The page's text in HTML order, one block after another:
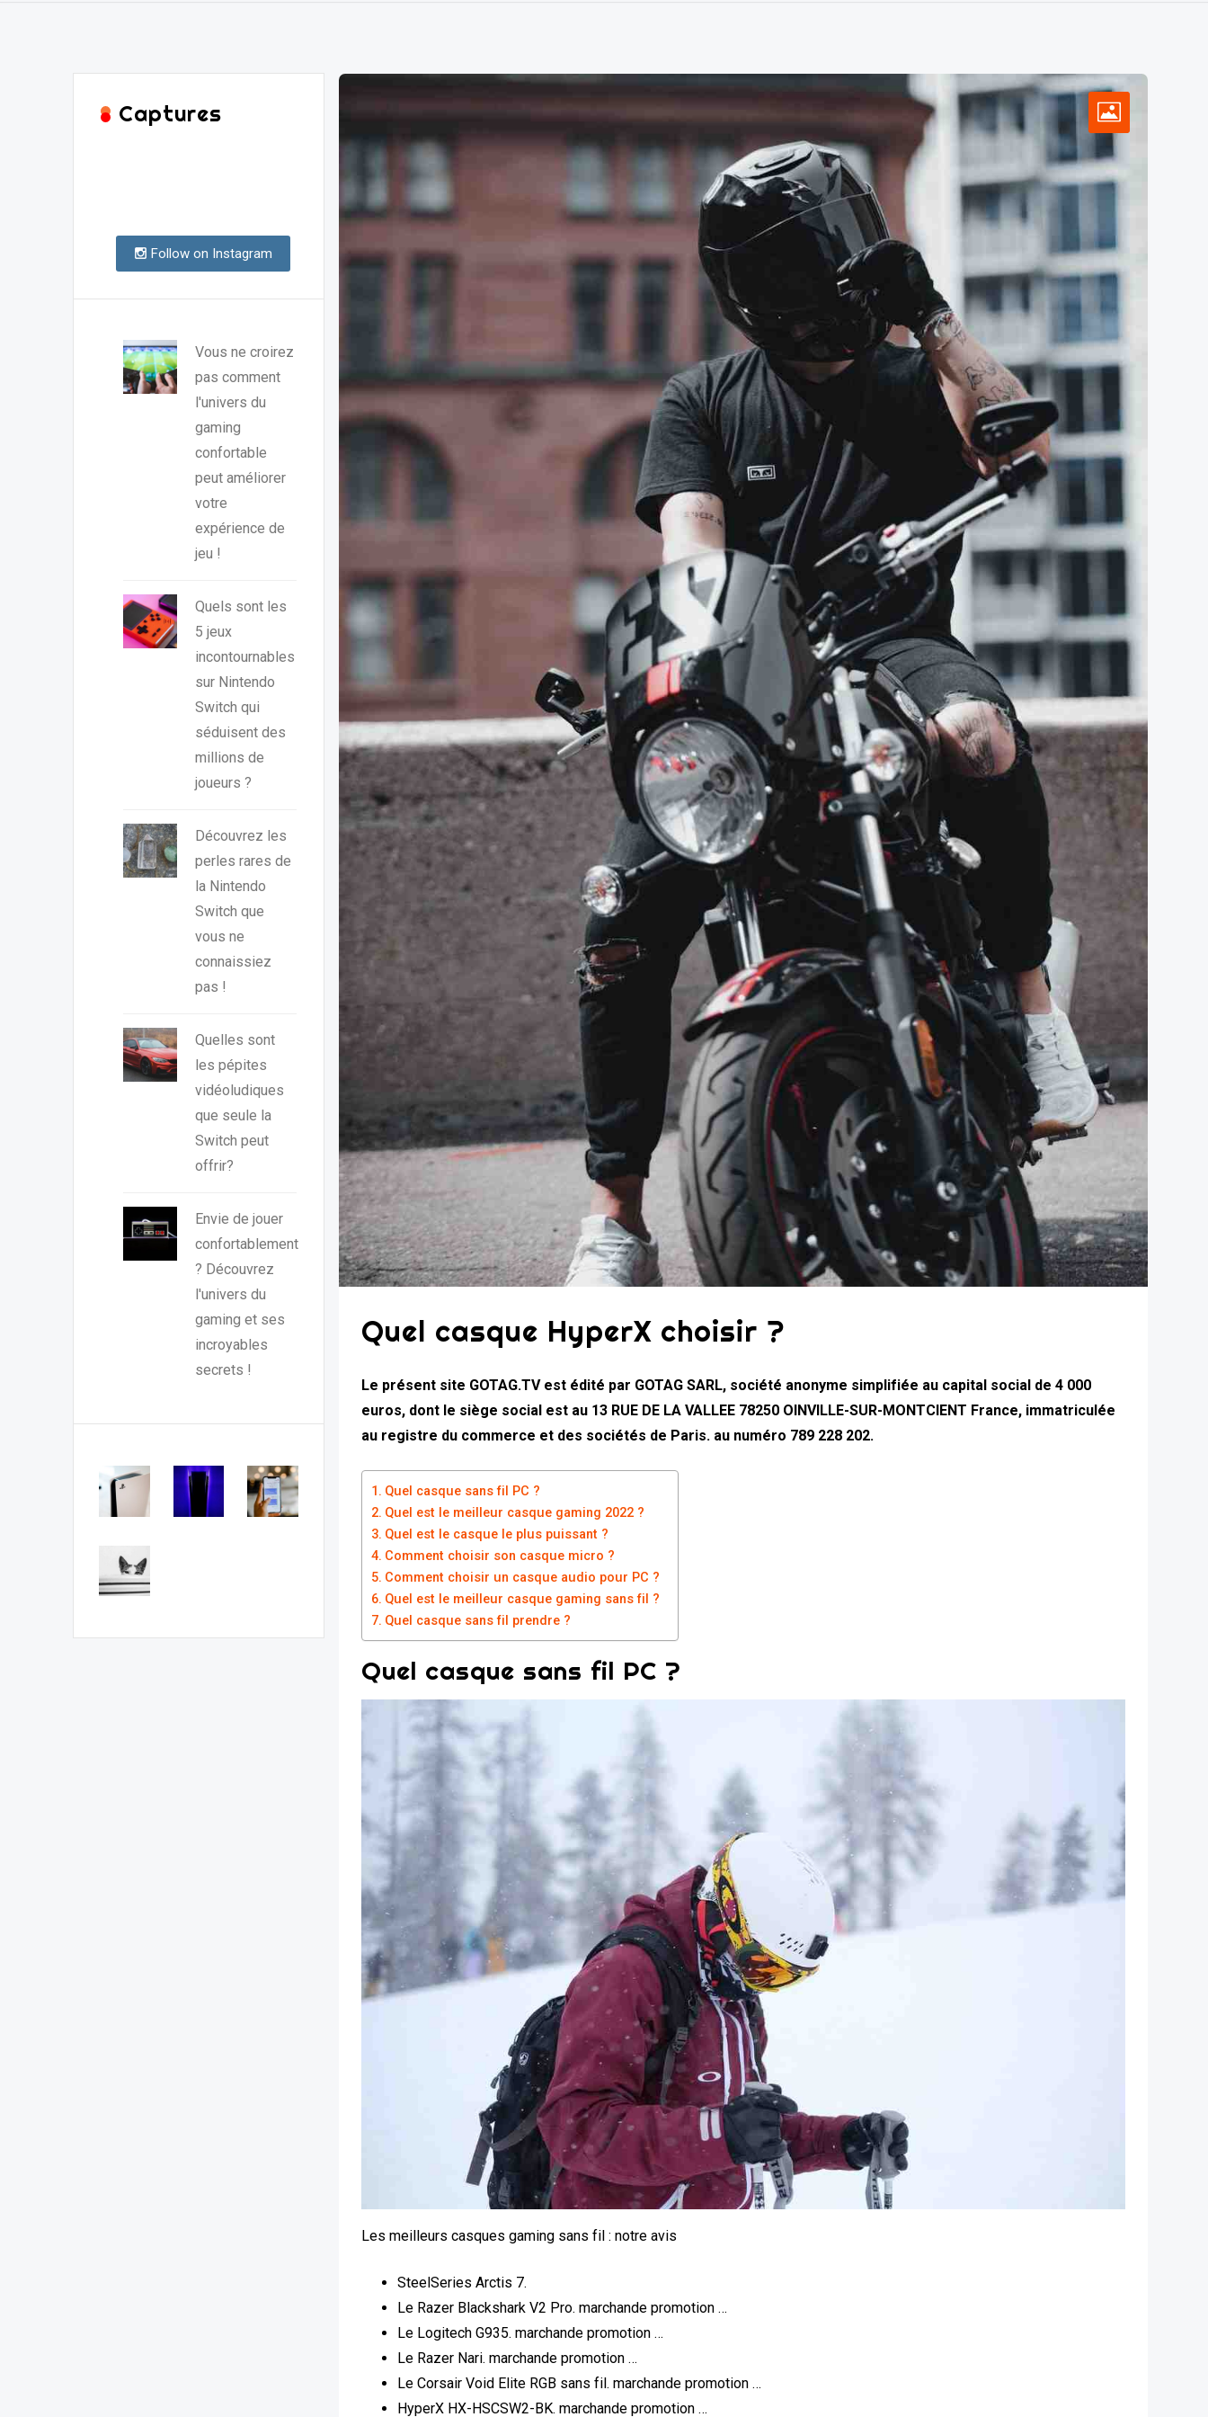
Quel casque HyperX choisir ?
Le présent site GOTAG.TV est édité par GOTAG SARL, société anonyme simplifiée au capital social de 4 000
euros, dont le siège social est au 13 RUE DE LA VALLEE 78250 OINVILLE-SUR-MONTCIENT France, immatriculée
au registre du commerce et des sociétés de Paris. au numéro 789 228 202.
Quel casque sans fil PC ?
Quel est le meilleur casque gaming 2022 ?
Quel est le casque le plus puissant ?
Comment choisir son casque micro ?
Comment choisir un casque audio pour PC ?
Quel est le meilleur casque gaming sans fil ?
Quel casque sans fil prendre ?
Quel casque sans fil PC ?
Les meilleurs casques gaming sans fil : notre avis
SteelSeries Arctis 7.
Le Razer Blackshark V2 Pro. marchande promotion …
Le Logitech G935. marchande promotion …
Le Razer Nari. marchande promotion …
Le Corsair Void Elite RGB sans fil. marchande promotion …
HyperX HX-HSCSW2-BK. marchande promotion …
Captures
Follow on Instagram
Vous ne croirez
pas comment
l'univers du
gaming
confortable
peut améliorer
votre
expérience de
jeu !
Quels sont les
5 jeux
incontournables
sur Nintendo
Switch qui
séduisent des
millions de
joueurs ?
Découvrez les
perles rares de
la Nintendo
Switch que
vous ne
connaissiez
pas !
Quelles sont
les pépites
vidéoludiques
que seule la
Switch peut
offrir?
Envie de jouer
confortablement
? Découvrez
l'univers du
gaming et ses
incroyables
secrets !